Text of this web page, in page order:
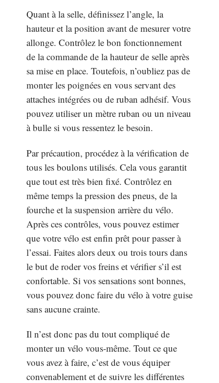
Quant à la selle, définissez l’angle, la
hauteur et la position avant de mesurer votre
allonge. Contrôlez le bon fonctionnement
de la commande de la hauteur de selle après
sa mise en place. Toutefois, n’oubliez pas de
monter les poignées en vous servant des
attaches intégrées ou de ruban adhésif. Vous
pouvez utiliser un mètre ruban ou un niveau
à bulle si vous ressentez le besoin.
Par précaution, procédez à la vérification de
tous les boulons utilisés. Cela vous garantit
que tout est très bien fixé. Contrôlez en
même temps la pression des pneus, de la
fourche et la suspension arrière du vélo.
Après ces contrôles, vous pouvez estimer
que votre vélo est enfin prêt pour passer à
l’essai. Faites alors deux ou trois tours dans
le but de roder vos freins et vérifier s’il est
confortable. Si vos sensations sont bonnes,
vous pouvez donc faire du vélo à votre guise
sans aucune crainte.
Il n’est donc pas du tout compliqué de
monter un vélo vous-même. Tout ce que
vous avez à faire, c’est de vous équiper
convenablement et de suivre les différentes